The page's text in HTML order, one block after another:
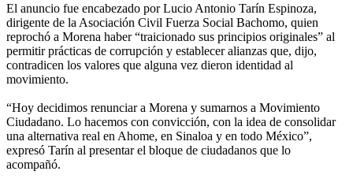
El anuncio fue encabezado por Lucio Antonio Tarín Espinoza,
dirigente de la Asociación Civil Fuerza Social Bachomo, quien
reprochó a Morena haber “traicionado sus principios originales” al
permitir prácticas de corrupción y establecer alianzas que, dijo,
contradicen los valores que alguna vez dieron identidad al
movimiento.
“Hoy decidimos renunciar a Morena y sumarnos a Movimiento
Ciudadano. Lo hacemos con convicción, con la idea de consolidar
una alternativa real en Ahome, en Sinaloa y en todo México”,
expresó Tarín al presentar el bloque de ciudadanos que lo
acompañó.